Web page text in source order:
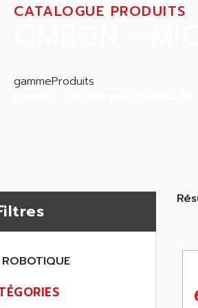
CATALOGUE PRODUITS
gammeProduits
ROBOTIQUE